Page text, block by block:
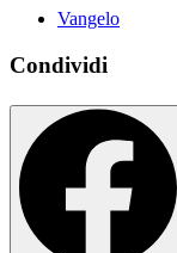
Vangelo
Condividi